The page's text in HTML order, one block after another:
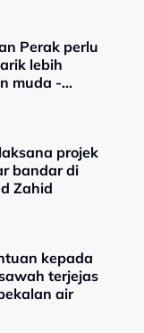
Perak perlu
lebih
muda -
projek
bandar di
Zahid
kepada
terjejas
air